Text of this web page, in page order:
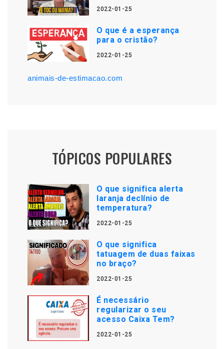
2022-01-25
O que é a esperança
para o cristão?
2022-01-25
animais-de-estimacao.com
TÓPICOS POPULARES
O que significa alerta
laranja declínio de
temperatura?
2022-01-25
O que significa
tatuagem de duas faixas
no braço?
2022-01-25
É necessário
regularizar o seu
acesso Caixa Tem?
2022-01-25